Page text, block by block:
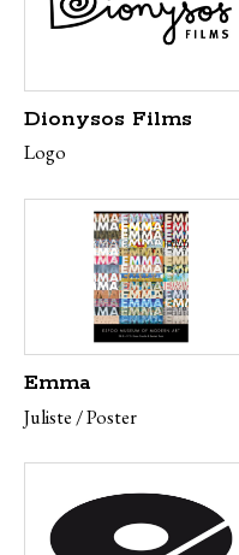
Dionysos Films
Logo
Emma
Juliste / Poster